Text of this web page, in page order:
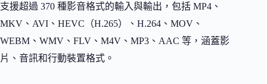
支援超過 370 種影音格式的輸入與輸出，包括 MP4、
MKV、AVI、HEVC（H.265）、H.264、MOV、
WEBM、WMV、FLV、M4V、MP3、AAC 等，涵蓋影
片、音訊和行動裝置格式。